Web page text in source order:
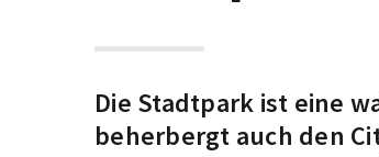
Die Stadtpark ist eine
beherbergt auch den